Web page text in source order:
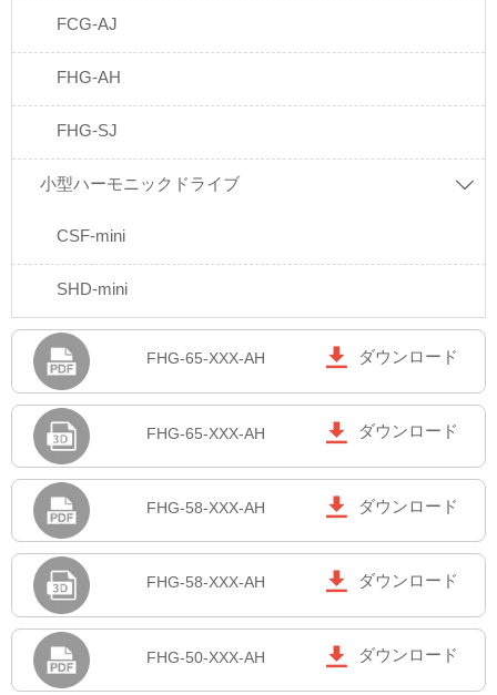
FCG-AJ
FHG-AH
FHG-SJ
小型ハーモニックドライブ 
CSF-mini
SHD-mini
FHG-65-XXX-AH  ダウンロード
FHG-65-XXX-AH  ダウンロード
FHG-58-XXX-AH  ダウンロード
FHG-58-XXX-AH  ダウンロード
FHG-50-XXX-AH  ダウンロード